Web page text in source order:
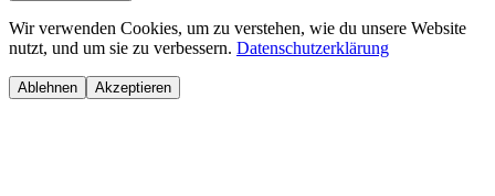
Wir verwenden Cookies, um zu verstehen, wie du unsere Website
nutzt, und um sie zu verbessern. Datenschutzerklärung
Ablehnen Akzeptieren